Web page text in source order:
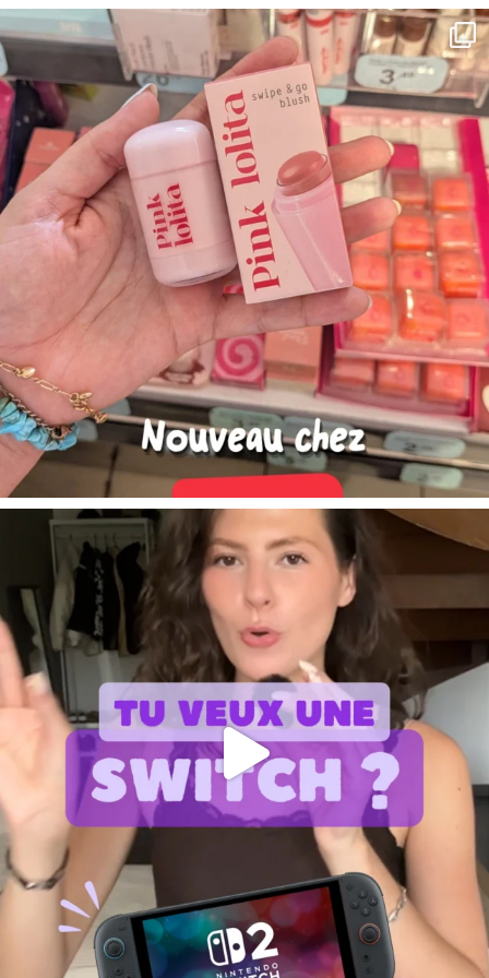
Ouvert de 8.30 à 20.30
Aller à la boutique
Plus de détails
PrimaPrix Troyes
58 Rue Emile Zola
Ouvert de 8.30 à 20.30
Aller à la boutique
Plus de détails
PrimaPrix Le Kremlin-Bicêtre
66 Av. de Fontainebleau
Ouvert de 8.30 à 20.30
Aller à la boutique
Plus de détails
PrimaPrix Les Jacobins
13 Rue Claude Blondeau Centre Commercial Les Jacobins
Ouvert de 9.30 à 19.00
Aller à la boutique
Plus de détails
PrimaPrix Angers
34 Bd du Maréchal Foch
Ouvert de 8.30 à 20.30
Aller à la boutique
Plus de détails
PrimaPrix Halle Secrétan
46 Rue de Meaux
Ouvert de 8.30 à 20.30